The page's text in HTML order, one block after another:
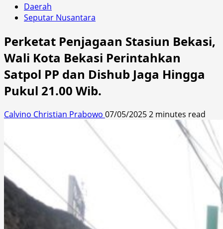
Daerah
Seputar Nusantara
Perketat Penjagaan Stasiun Bekasi,
Wali Kota Bekasi Perintahkan
Satpol PP dan Dishub Jaga Hingga
Pukul 21.00 Wib.
Calvino Christian Prabowo 07/05/20252 minutes read